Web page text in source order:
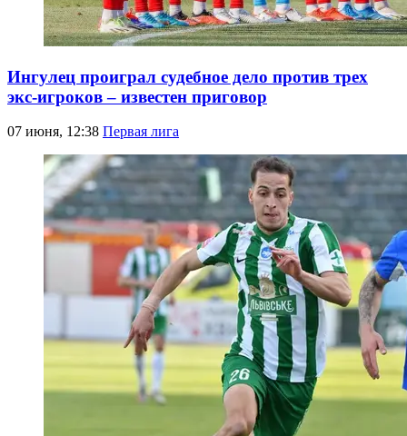
Ингулец проиграл судебное дело против трех
экс-игроков – известен приговор
07 июня, 12:38 Первая лига